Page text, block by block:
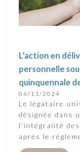
L’action en
personnelle
quinquennale
06/11/2024
Le légataire
désignée dans
l’intégralité
après le